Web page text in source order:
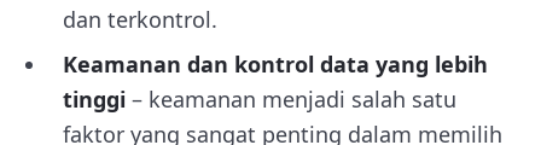
dan terkontrol.
Keamanan dan kontrol data yang lebih
tinggi – keamanan menjadi salah satu
faktor yang sangat penting dalam memilih